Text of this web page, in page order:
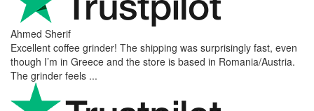
Ahmed Sherif
Excellent coffee grinder! The shipping was surprisingly fast, even
though I’m in Greece and the store is based in Romania/Austria.
The grinder feels ...